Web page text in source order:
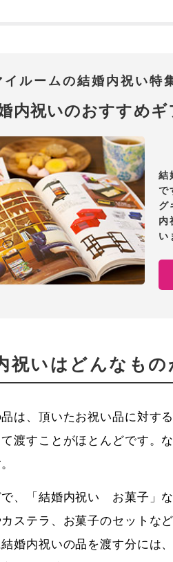
イルームの結婚内祝い特
内祝いのおすすめギ
結
で
グ
内
い
祝いはどんなもの
は、頂いたお祝い品に対す
て渡すことがほとんどです。
、「結婚内祝い お菓子」
ステラ、お菓子のセットな
婚内祝いの品を渡す分には